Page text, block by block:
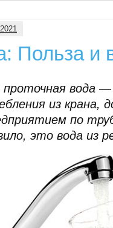
Польза и
проточная вода
из крана,
по
это вода из